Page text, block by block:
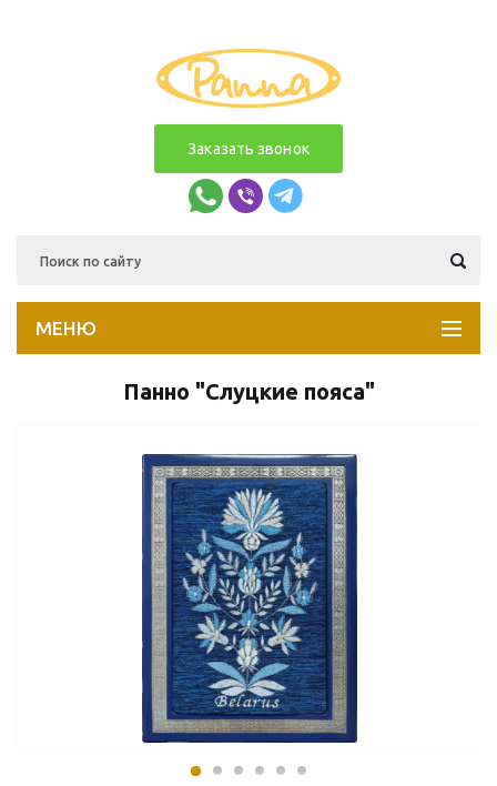
Заказать звонок
МЕНЮ
Панно "Слуцкие пояса"